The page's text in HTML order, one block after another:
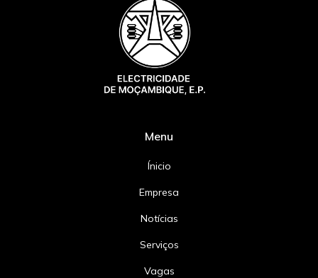
Menu
Ínicio
Empresa
Notícias
Serviços
Vagas